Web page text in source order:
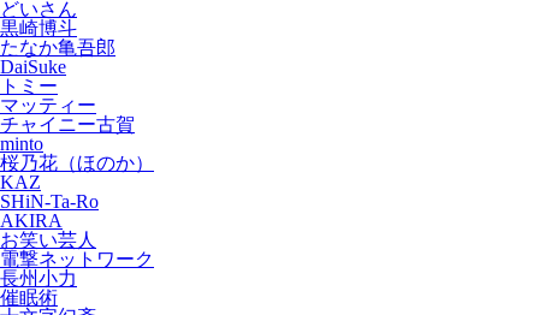
どいさん
黒崎博斗
たなか亀吾郎
DaiSuke
トミー
マッティー
チャイニー古賀
minto
桜乃花（ほのか）
KAZ
SHiN-Ta-Ro
AKIRA
お笑い芸人
電撃ネットワーク
長州小力
催眠術